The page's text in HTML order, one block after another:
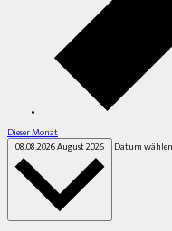
Dieser Monat
08.08.2026August 2026 Datum